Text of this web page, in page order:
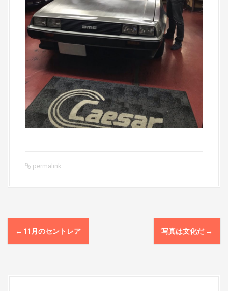
permalink
P
o
← 11月のセントレア 写真は文化だ →